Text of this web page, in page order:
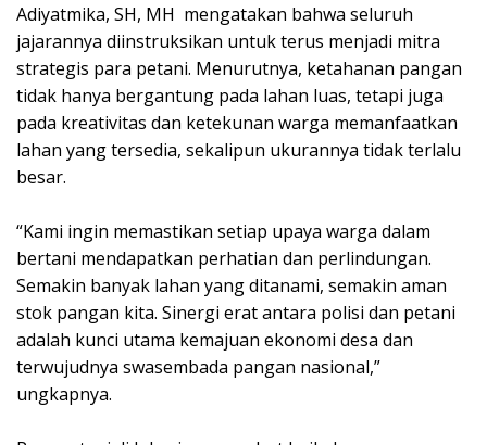
Adiyatmika, SH, MH mengatakan bahwa seluruh
jajarannya diinstruksikan untuk terus menjadi mitra
strategis para petani. Menurutnya, ketahanan pangan
tidak hanya bergantung pada lahan luas, tetapi juga
pada kreativitas dan ketekunan warga memanfaatkan
lahan yang tersedia, sekalipun ukurannya tidak terlalu
besar.
“Kami ingin memastikan setiap upaya warga dalam
bertani mendapatkan perhatian dan perlindungan.
Semakin banyak lahan yang ditanami, semakin aman
stok pangan kita. Sinergi erat antara polisi dan petani
adalah kunci utama kemajuan ekonomi desa dan
terwujudnya swasembada pangan nasional,”
ungkapnya.